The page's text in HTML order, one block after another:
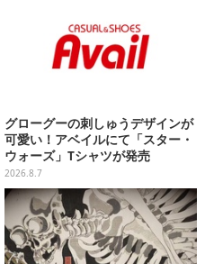
グローグーの刺しゅうデザインが
可愛い！アベイルにて「スター・
ウォーズ」Tシャツが発売
2026.8.7